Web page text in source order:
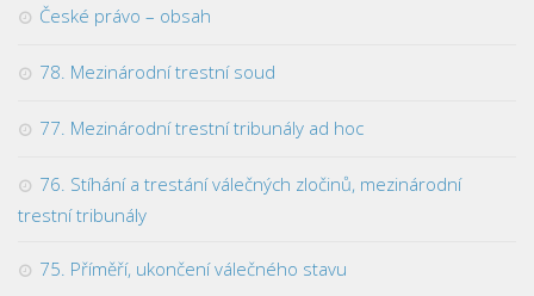
České právo – obsah
78. Mezinárodní trestní soud
77. Mezinárodní trestní tribunály ad hoc
76. Stíhání a trestání válečných zločinů, mezinárodní
trestní tribunály
75. Příměří, ukončení válečného stavu